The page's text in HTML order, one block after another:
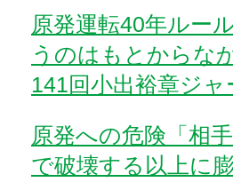
原発運転40年ルー
うのはもとからな
141回小出裕章ジャ
原発への危険「相
で破壊する以上に